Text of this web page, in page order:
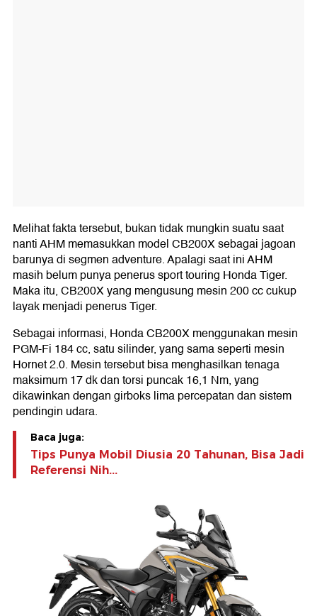
Melihat fakta tersebut, bukan tidak mungkin suatu saat
nanti AHM memasukkan model CB200X sebagai jagoan
barunya di segmen adventure. Apalagi saat ini AHM
masih belum punya penerus sport touring Honda Tiger.
Maka itu, CB200X yang mengusung mesin 200 cc cukup
layak menjadi penerus Tiger.
Sebagai informasi, Honda CB200X menggunakan mesin
PGM-Fi 184 cc, satu silinder, yang sama seperti mesin
Hornet 2.0. Mesin tersebut bisa menghasilkan tenaga
maksimum 17 dk dan torsi puncak 16,1 Nm, yang
dikawinkan dengan girboks lima percepatan dan sistem
pendingin udara.
Baca juga:
Tips Punya Mobil Diusia 20 Tahunan, Bisa Jadi
Referensi Nih...